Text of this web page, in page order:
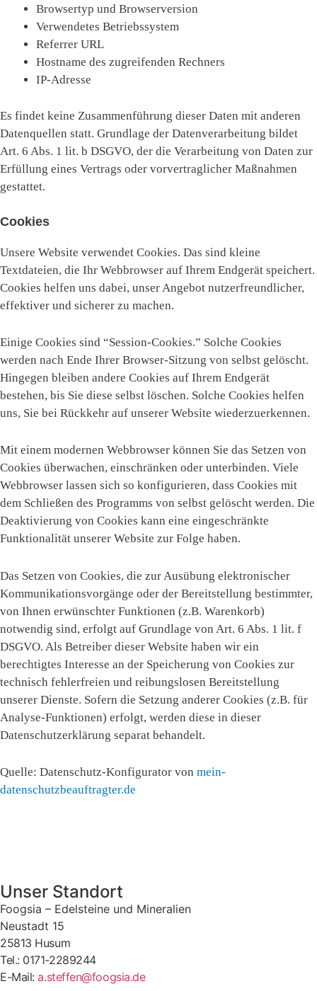
Browsertyp und Browserversion
Verwendetes Betriebssystem
Referrer URL
Hostname des zugreifenden Rechners
IP-Adresse
Es findet keine Zusammenführung dieser Daten mit anderen
Datenquellen statt. Grundlage der Datenverarbeitung bildet
Art. 6 Abs. 1 lit. b DSGVO, der die Verarbeitung von Daten zur
Erfüllung eines Vertrags oder vorvertraglicher Maßnahmen
gestattet.
Cookies
Unsere Website verwendet Cookies. Das sind kleine
Textdateien, die Ihr Webbrowser auf Ihrem Endgerät speichert.
Cookies helfen uns dabei, unser Angebot nutzerfreundlicher,
effektiver und sicherer zu machen.
Einige Cookies sind “Session-Cookies.” Solche Cookies
werden nach Ende Ihrer Browser-Sitzung von selbst gelöscht.
Hingegen bleiben andere Cookies auf Ihrem Endgerät
bestehen, bis Sie diese selbst löschen. Solche Cookies helfen
uns, Sie bei Rückkehr auf unserer Website wiederzuerkennen.
Mit einem modernen Webbrowser können Sie das Setzen von
Cookies überwachen, einschränken oder unterbinden. Viele
Webbrowser lassen sich so konfigurieren, dass Cookies mit
dem Schließen des Programms von selbst gelöscht werden. Die
Deaktivierung von Cookies kann eine eingeschränkte
Funktionalität unserer Website zur Folge haben.
Das Setzen von Cookies, die zur Ausübung elektronischer
Kommunikationsvorgänge oder der Bereitstellung bestimmter,
von Ihnen erwünschter Funktionen (z.B. Warenkorb)
notwendig sind, erfolgt auf Grundlage von Art. 6 Abs. 1 lit. f
DSGVO. Als Betreiber dieser Website haben wir ein
berechtigtes Interesse an der Speicherung von Cookies zur
technisch fehlerfreien und reibungslosen Bereitstellung
unserer Dienste. Sofern die Setzung anderer Cookies (z.B. für
Analyse-Funktionen) erfolgt, werden diese in dieser
Datenschutzerklärung separat behandelt.
Quelle: Datenschutz-Konfigurator von mein-
datenschutzbeauftragter.de
Unser Standort
Foogsia – Edelsteine und Mineralien
Neustadt 15
25813 Husum
Tel.: 0171-2289244
E-Mail:a.steffen@foogsia.de